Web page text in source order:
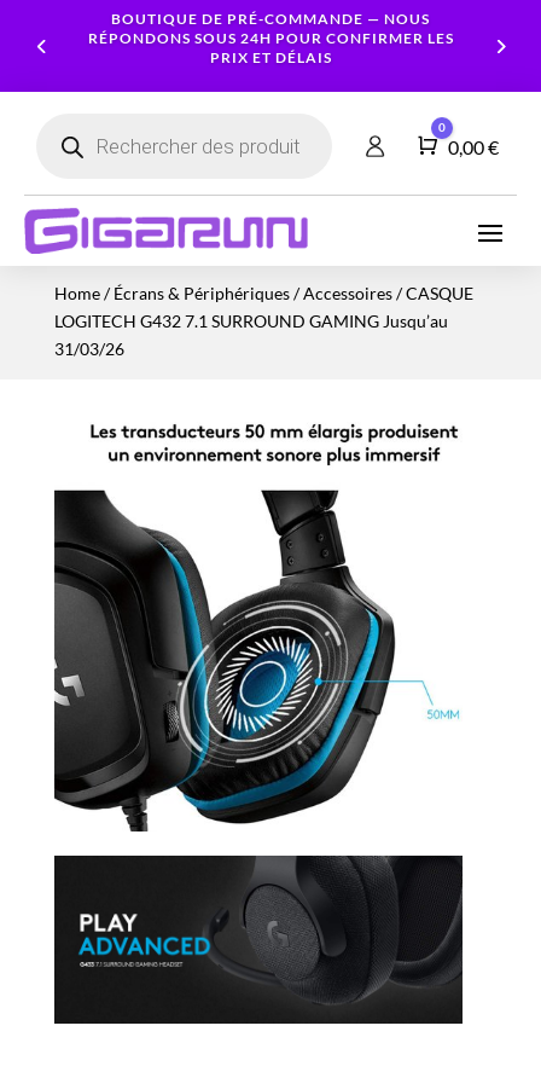
BOUTIQUE DE PRÉ-COMMANDE — NOUS
RÉPONDONS SOUS 24H POUR CONFIRMER LES
PRIX ET DÉLAIS
produits
Panier
0
0,00€
Home/Écrans & Périphériques/Accessoires/ CASQUE
LOGITECH G432 7.1 SURROUND GAMING Jusqu’au
31/03/26
Ordinateurs
Portables
Ordinateurs
Processeur
Graphique
Mémoire
Alimentations
Cartes
mères
Ecrans
Accessoires
Serveur
NAS
Réseau
Serveurs
Onduleurs
SmartphonesLogiciels